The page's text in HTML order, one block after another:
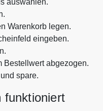
Warenkorb legen.
eingeben.
Bestellwert abgezogen.
spare.
funktioniert